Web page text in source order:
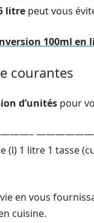
litre peut vous
100ml en
courantes
d’unités pour
——————– 1
(l) 1 litre 1 tasse
en vous
cuisine.